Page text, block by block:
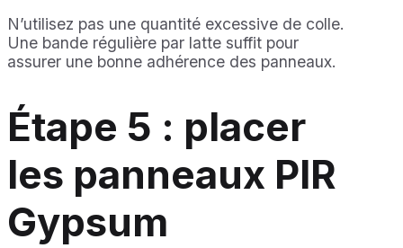
N’utilisez pas une quantité excessive de colle.
Une bande régulière par latte suffit pour
assurer une bonne adhérence des panneaux.
Étape 5 : placer
les panneaux PIR
Gypsum